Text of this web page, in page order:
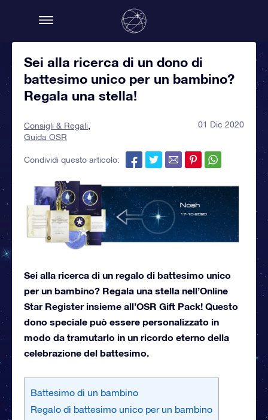
Sei alla ricerca di un dono di
battesimo unico per un bambino?
Regala una stella!
Consigli & Regali
Guida OSR
01 Dic 2020
Condividi questo articolo:
Sei alla ricerca di un regalo di battesimo unico
per un bambino? Regala una stella nell’Online
Star Register insieme all’OSR Gift Pack! Questo
dono speciale può essere personalizzato in
modo da tramutarlo in un ricordo eterno della
celebrazione del battesimo.
Battesimo di un bambino
Regalo di battesimo unico per un bambino